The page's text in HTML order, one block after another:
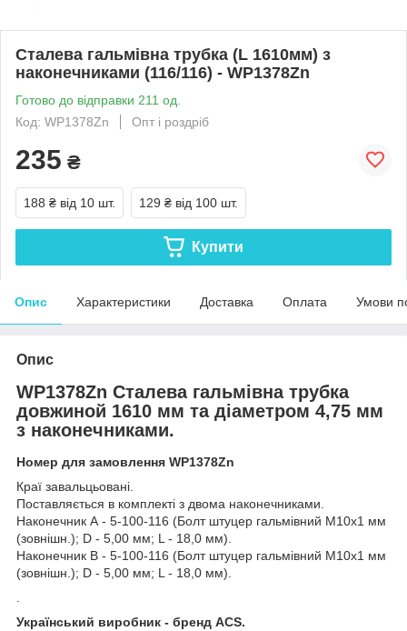
Сталева гальмівна трубка (L 1610мм) з
наконечниками (116/116) - WP1378Zn
Готово до відправки 211 од.
Код: WP1378Zn
Опт і роздріб
235 ₴
188 ₴ від 10 шт. 129 ₴ від 100 шт.
Купити
Опис Характеристики Доставка Оплата Умови
Опис
WP1378Zn Сталева гальмівна трубка
довжиной 1610 мм та діаметром 4,75 мм
з наконечниками.
Номер для замовлення WP1378Zn
Краї завальцьовані.
Поставляється в комплекті з двома наконечниками.
Наконечник А - 5-100-116 (Болт штуцер гальмівний М10х1 мм
(зовнішн.); D - 5,00 мм; L - 18,0 мм).
Наконечник В - 5-100-116 (Болт штуцер гальмівний М10х1 мм
(зовнішн.); D - 5,00 мм; L - 18,0 мм).
.
Український виробник - бренд ACS.